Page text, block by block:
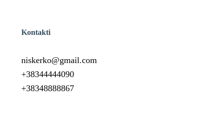
Kontakti
niskerko@gmail.com
+38344444090
+38348888867